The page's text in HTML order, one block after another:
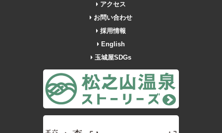
アクセス
お問い合わせ
採用情報
English
玉城屋SDGs